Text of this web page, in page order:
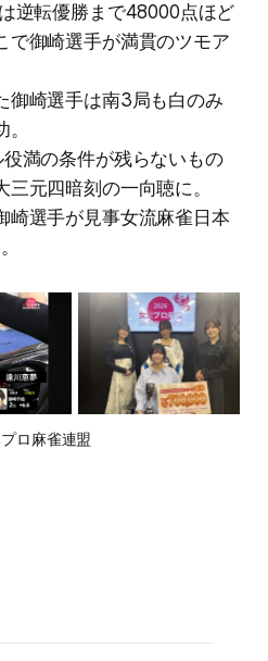
逆転優勝まで48000点ほど
で御崎選手が満貫のツモア
御崎選手は南3局も白のみ
満の条件が残らないもの
元四暗刻の一向聴に。
崎選手が見事女流麻雀日本
ロ麻雀連盟